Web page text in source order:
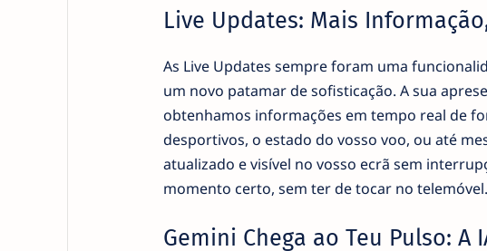
Live Updates: Mais
As Live Updates sempre foram uma
um novo patamar de sofisticação. A sua
obtenhamos informações em tempo real de
desportivos, o estado do vosso voo, ou até
atualizado e visível no vosso ecrã sem
momento certo, sem ter de tocar no telemóvel.
Gemini Chega ao Teu Pulso: A